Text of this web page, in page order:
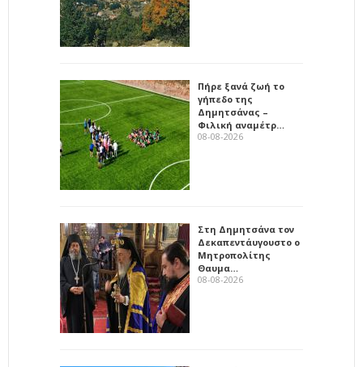
Πήρε ξανά ζωή το
γήπεδο της
Δημητσάνας –
Φιλική αναμέτρ…
08-08-2026
Στη Δημητσάνα τον
Δεκαπεντάυγουστο ο
Μητροπολίτης
Θαυμα…
08-08-2026